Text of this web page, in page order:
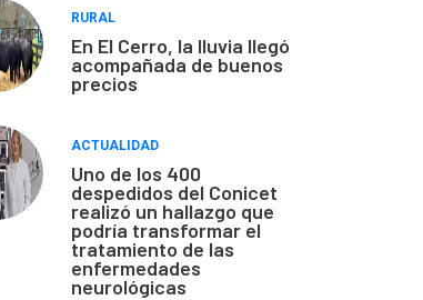
RURAL
En El Cerro, la lluvia llegó
acompañada de buenos
precios
ACTUALIDAD
Uno de los 400
despedidos del Conicet
realizó un hallazgo que
podría transformar el
tratamiento de las
enfermedades
neurológicas